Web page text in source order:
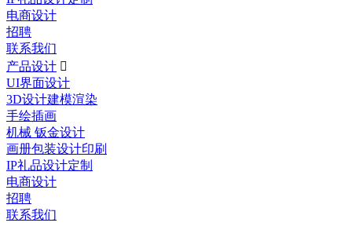
电商设计
招聘
联系我们
产品设计 
UI界面设计
3D设计建模渲染
手绘插画
机械 钣金设计
画册包装设计印刷
IP礼品设计定制
电商设计
招聘
联系我们